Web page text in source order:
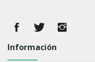
Información